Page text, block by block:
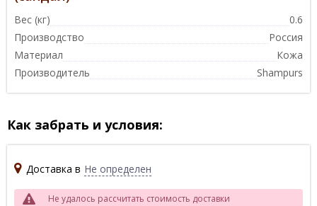
Вес (кг)
0.6
Производство
Россия
Материал
Кожа
Производитель
Shampurs
Как забрать и условия:
Доставка в Не определен
Не удалось рассчитать стоимость доставки